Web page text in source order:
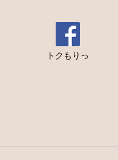
トクもりっ